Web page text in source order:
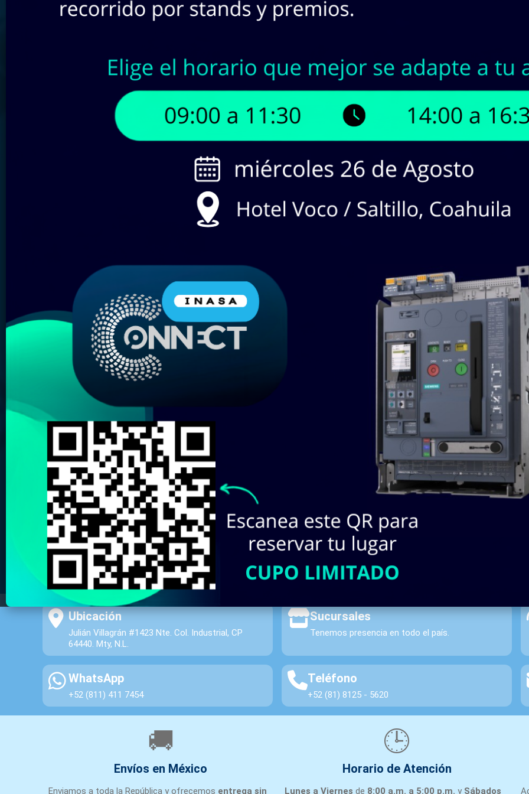
INASA | Stock en Línea
Nombre del Producto:
Marca:
Elige tu almacén más
cercano:
Revisa aquí nuestro
Catálogo de
Marcas
Buscar Limpiar
¡Tenemos hasta1productos
¡Haz CLICK
en los productos
cotizaciones!
Descripción Marca
SUPPLY KEPCO AK-
450-12 POWER
SINGLE OUTPUT
POWER 3
KEPCO
Lista de Productos a cotizar:
(Aún no hay productos
Ubicación
Julián Villagrán #1423 Nte. Col. Industrial, CP
64440. Mty, N.L.
Sucursales
Tenemos presencia en todo el país.
WhatsApp
+52 (811) 411 7454
Teléfono
+52 (81) 8125 - 5620
🚚
Envíos en México
Enviamos a toda la República y ofrecemos entrega sin
🕒
Horario de Atención
Lunes a Viernes de 8:00 a.m. a 5:00 p.m. y Sábados